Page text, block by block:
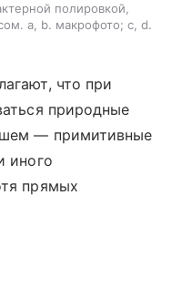
полировкой,
a, b. макрофото; c, d.
что при
природные
— примитивные
иного
прямых